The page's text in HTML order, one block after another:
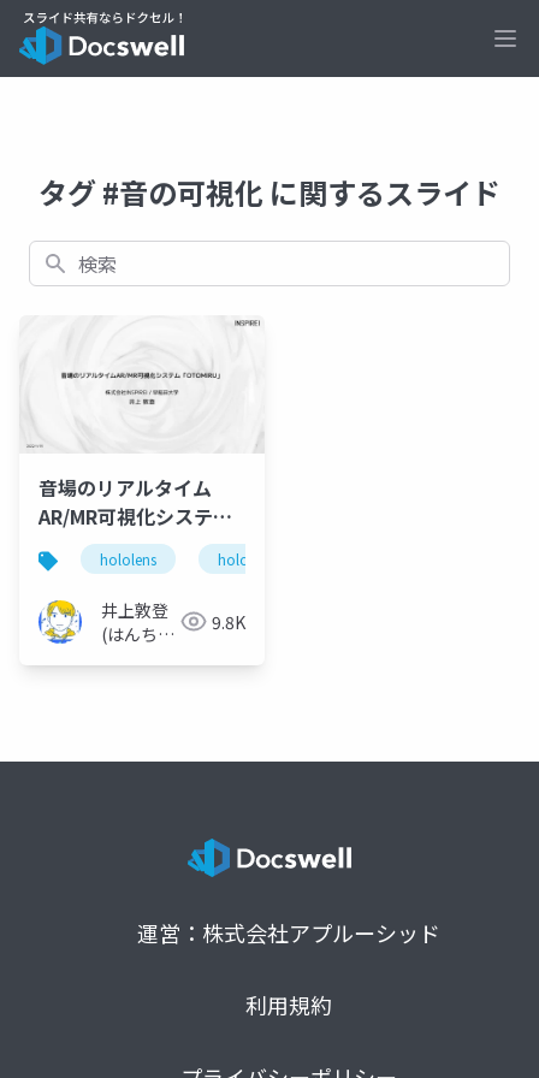
タグ #音の可視化 に関するスライド
検索
音場のリアルタイム
AR/MR可視化システム
「OTOMIRU」の話
hololens hololens2
井上敦登
(はんちょ
9.8K
運営：株式会社アプルーシッド
利用規約